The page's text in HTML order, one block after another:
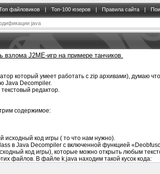
файловиков | Топ-100 юзеров | Правила сайта |
java
взлома J2ME-игр на примере танчиков.
который умеет работать с zip архивами), думаю что
Java Decompiler.
редактор.
содержимое:
исходный код игры ( то что нам нужно).
в Java Decompiler с включенной функцией
код игры), которые можно открыть любым
файлов. В файле k.java находим такой кусок кода: